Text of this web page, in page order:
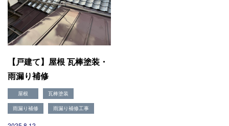
会社概要
選ばれる理由
リフォームQ&A
082-291-9400
営業時間10：00～18：00（日祝除く）
【戸建て】屋根 瓦棒塗装・
雨漏り補修
屋根 瓦棒塗装
雨漏り補修 雨漏り補修工事